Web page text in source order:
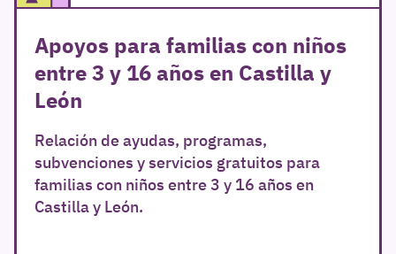
Apoyos para familias con niños
entre 3 y 16 años en Castilla y
León
Relación de ayudas, programas,
subvenciones y servicios gratuitos para
familias con niños entre 3 y 16 años en
Castilla y León.